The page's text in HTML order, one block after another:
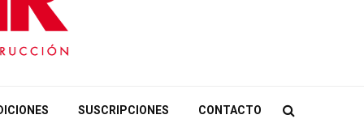
SUSCRIPCIONES CONTACTO